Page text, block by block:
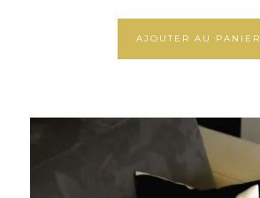
AJOUTER AU PANIER